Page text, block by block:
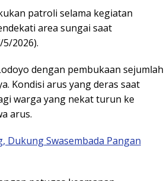
patroli selama kegiatan
area sungai saat
2026).
dengan pembukaan sejumlah
Kondisi arus yang deras saat
warga yang nekat turun ke
arus.
Dukung Swasembada Pangan